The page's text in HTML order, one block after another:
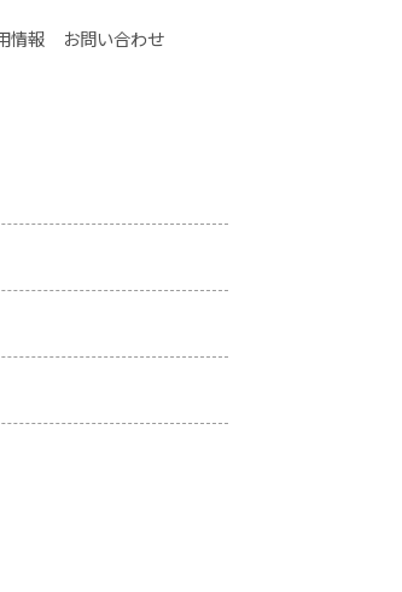
員の離職率が非常に高い実情があります。
情報 お問い合わせ